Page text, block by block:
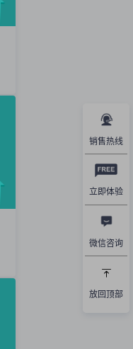
销售热线
立即体验
微信咨询
放回顶部